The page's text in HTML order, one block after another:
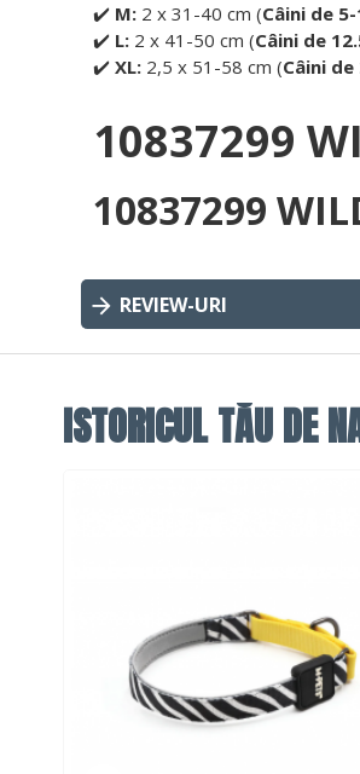
✔️ M: 2 x 31-40 cm (Câini de
✔️ L: 2 x 41-50 cm (Câini de
✔️ XL: 2,5 x 51-58 cm (Câini
10837299
10837299
REVIEW-URI
ISTORICUL TĂU DE